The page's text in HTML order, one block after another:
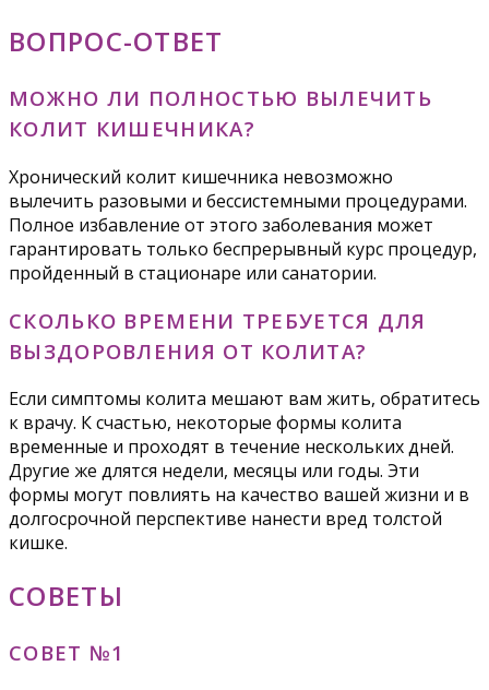
ВОПРОС-ОТВЕТ
МОЖНО ЛИ ПОЛНОСТЬЮ ВЫЛЕЧИТЬ
КОЛИТ КИШЕЧНИКА?
Хронический колит кишечника невозможно
вылечить разовыми и бессистемными процедурами.
Полное избавление от этого заболевания может
гарантировать только беспрерывный курс процедур,
пройденный в стационаре или санатории.
СКОЛЬКО ВРЕМЕНИ ТРЕБУЕТСЯ ДЛЯ
ВЫЗДОРОВЛЕНИЯ ОТ КОЛИТА?
Если симптомы колита мешают вам жить, обратитесь
к врачу. К счастью, некоторые формы колита
временные и проходят в течение нескольких дней.
Другие же длятся недели, месяцы или годы. Эти
формы могут повлиять на качество вашей жизни и в
долгосрочной перспективе нанести вред толстой
кишке.
СОВЕТЫ
СОВЕТ №1